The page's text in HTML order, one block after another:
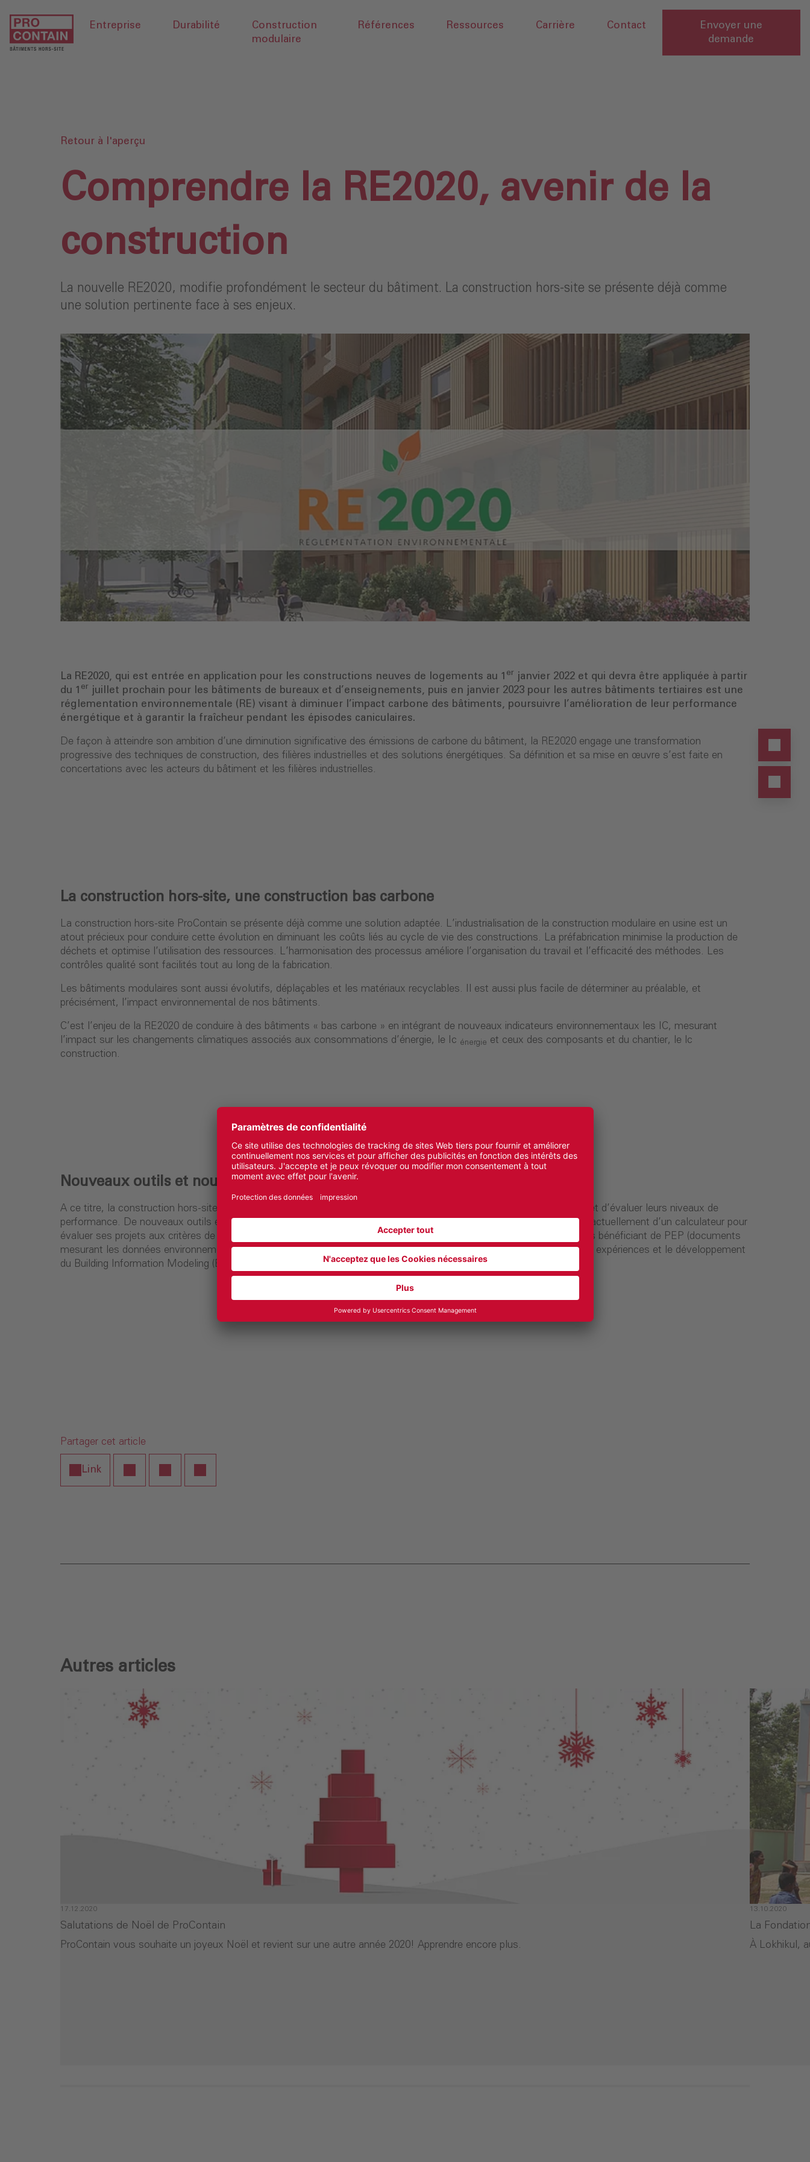
Entreprise Durabilité
Construction
modulaire
Références Ressources Carrière Contact
Envoyer une
demande
Retour à l'aperçu
Comprendre la RE2020, avenir de la
construction
La nouvelle RE2020, modifie profondément le secteur du bâtiment. La construction hors-site se présente déjà comme
une solution pertinente face à ses enjeux.
La RE2020, qui est entrée en application pour les constructions neuves de logements au 1 er
janvier 2022 et qui devra être appliquée à partir
du 1 er
juillet prochain pour les bâtiments de bureaux et d’enseignements, puis en janvier 2023 pour les autres bâtiments tertiaires est une
réglementation environnementale (RE) visant à diminuer l’impact carbone des bâtiments, poursuivre l’amélioration de leur performance
énergétique et à garantir la fraîcheur pendant les épisodes caniculaires.
De façon à atteindre son ambition d’une diminution significative des émissions de carbone du bâtiment, la RE2020 engage une transformation
progressive des techniques de construction, des filières industrielles et des solutions énergétiques. Sa définition et sa mise en œuvre s’est faite en
concertations avec les acteurs du bâtiment et les filières industrielles.
La construction hors-site, une construction bas carbone
La construction hors-site ProContain se présente déjà comme une solution adaptée. L’industrialisation de la construction modulaire en usine est un
atout précieux pour conduire cette évolution en diminuant les coûts liés au cycle de vie des constructions. La préfabrication minimise la production de
déchets et optimise l’utilisation des ressources. L’harmonisation des processus améliore l’organisation du travail et l’efficacité des méthodes. Les
contrôles qualité sont facilités tout au long de la fabrication.
Les bâtiments modulaires sont aussi évolutifs, déplaçables et les matériaux recyclables. Il est aussi plus facile de déterminer au préalable, et
précisément, l’impact environnemental de nos bâtiments.
C’est l’enjeu de la RE2020 de conduire à des bâtiments « bas carbone » en intégrant de nouveaux indicateurs environnementaux les IC, mesurant
l’impact sur les changements climatiques associés aux consommations d’énergie, le Ic énergie et ceux des composants et du chantier, le lc
construction.
Nouveaux outils et nouvelles pratiques
A ce titre, la construction hors-site permet une plus grande maîtrise de ces indicateurs dès la conception des projets et d’évaluer leurs niveaux de
performance. De nouveaux outils et pratiques viennent, conjointement, en support de ce travail : ProContain se dote actuellement d’un calculateur pour
évaluer ses projets aux critères de la RE 2020. L’utilisation de produits bénéficiant de FDES et de solutions techniques bénéficiant de PEP (documents
mesurant les données environnementales) deviennent primordiales, le partage et la mutualisation des pratiques et des expériences et le développement
du Building Information Modeling (BIM).
Partager cet article
Link
Autres articles
17.12.2020
Salutations de Noël de ProContain
ProContain vous souhaite un joyeux Noël et revient sur une autre année 2020! Apprendre encore plus.
13.10.2020
La
À Lokhikul,